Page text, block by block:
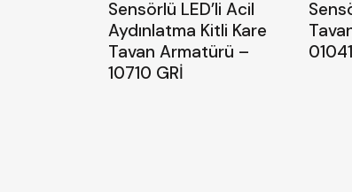
Sensörlü LED’li Acil
Aydınlatma Kitli Kare
Tavan Armatürü –
10710 GRİ